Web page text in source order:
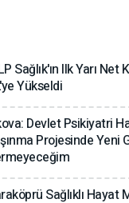
Sağlık'ın Ilk Yarı Net
Yükseldi
Devlet Psikiyatri
Projesinde Yeni
Sağlıklı Hayat